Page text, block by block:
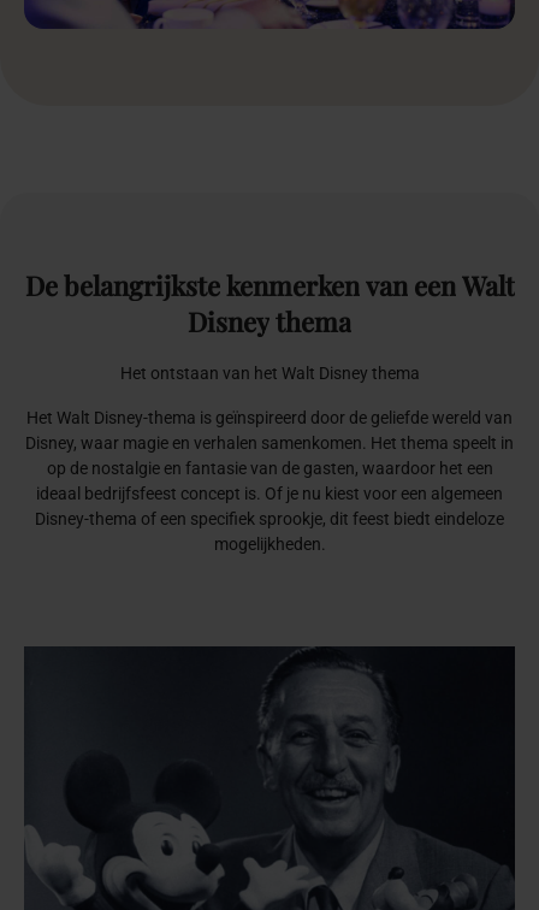
Debelangrijkstekenmerkenvan eenWalt
Disneythema
Het ontstaan van het Walt Disney thema
Het Walt Disney-thema is geïnspireerd door de geliefde wereld van
Disney, waar magie en verhalen samenkomen. Het thema speelt in
op de nostalgie en fantasie van de gasten, waardoor het een
ideaal bedrijfsfeest concept is. Of je nu kiest voor een algemeen
Disney-thema of een specifiek sprookje, dit feest biedt eindeloze
mogelijkheden.